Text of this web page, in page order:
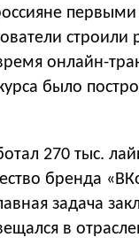
строили
онлайн-
было
270 тыс.
бренда
задача
в